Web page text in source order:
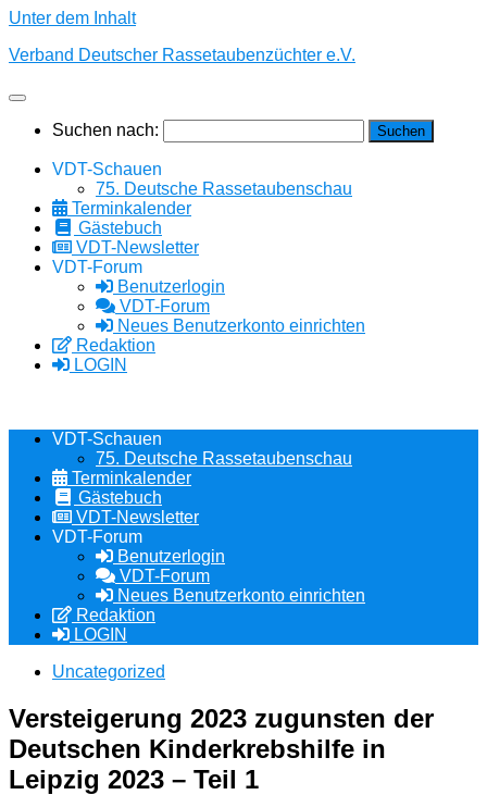
Unter dem Inhalt
Verband Deutscher Rassetaubenzüchter e.V.
Suchen nach:
VDT-Schauen
75. Deutsche Rassetaubenschau
Terminkalender
Gästebuch
VDT-Newsletter
VDT-Forum
Benutzerlogin
VDT-Forum
Neues Benutzerkonto einrichten
Redaktion
LOGIN
VDT-Schauen
75. Deutsche Rassetaubenschau
Terminkalender
Gästebuch
VDT-Newsletter
VDT-Forum
Benutzerlogin
VDT-Forum
Neues Benutzerkonto einrichten
Redaktion
LOGIN
Uncategorized
Versteigerung 2023 zugunsten der
Deutschen Kinderkrebshilfe in
Leipzig 2023 – Teil 1